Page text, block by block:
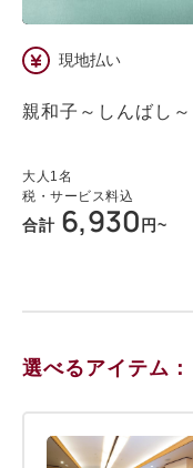
現地払い
親和子～しんばし～
大人 1名
税・サービス料込
合計 6,930 円~
選べるアイテム：